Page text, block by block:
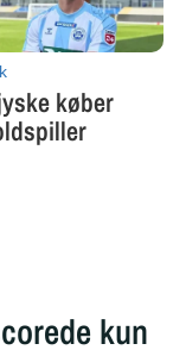
kun